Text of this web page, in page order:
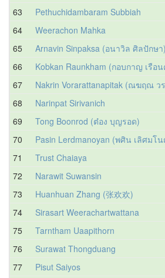
63
Pethuchidambaram Subbiah
64
Weerachon Mahka
65
Arnavin Sinpaksa (อนาวิล ศิลปักษา)
66
Kobkan Raunkham (กอบกาญ เรือ
67
Nakrin Vorarattanapitak (ณฆฤณ ว
68
Narinpat Sirivanich
69
Tong Boonrod (ต๋อง บุญรอด)
70
Pasin Lerdmanoyan (พศิน เลิศมโ
71
Trust Chaiaya
72
Narawit Suwansin
73
Huanhuan Zhang (张欢欢)
74
Sirasart Weerachartwattana
75
Tarntham Uaapithorn
76
Surawat Thongduang
77
Pisut Saiyos